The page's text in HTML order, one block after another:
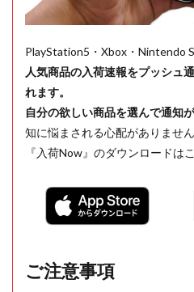
PlayStation5・Xbox・Nintendo
人気商品の入荷速報をプッシュ
れます。
自分の欲しい商品を選んで通知
知に悩まされる心配がありません
『入荷Now』のダウンロードは
ご注意事項